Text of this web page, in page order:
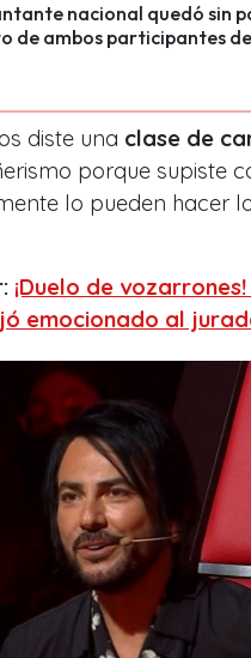
nacional quedó sin
de ambos participantes de
diste una clase de
porque supiste
lo pueden hacer
¡Duelo de
emocionado al